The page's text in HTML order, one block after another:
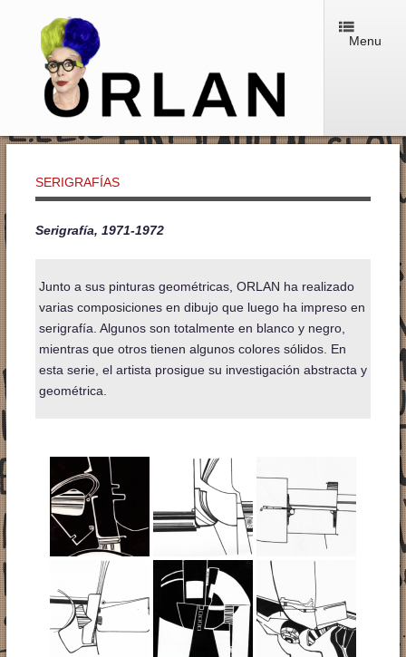
Menu
SERIGRAFÍAS
Serigrafía, 1971-1972
Junto a sus pinturas geométricas, ORLAN ha realizado
varias composiciones en dibujo que luego ha impreso en
serigrafía. Algunos son totalmente en blanco y negro,
mientras que otros tienen algunos colores sólidos. En
esta serie, el artista prosigue su investigación abstracta y
geométrica.